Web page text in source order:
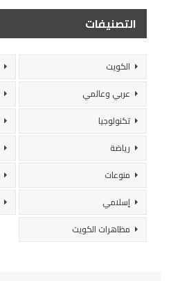
التصنيفات
الكويت
عربي وعالمي
تكنولوجيا
رياضة
منوعات
إسلامي
مظاهرات الكويت